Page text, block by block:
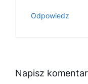
Odpowiedz
Napisz